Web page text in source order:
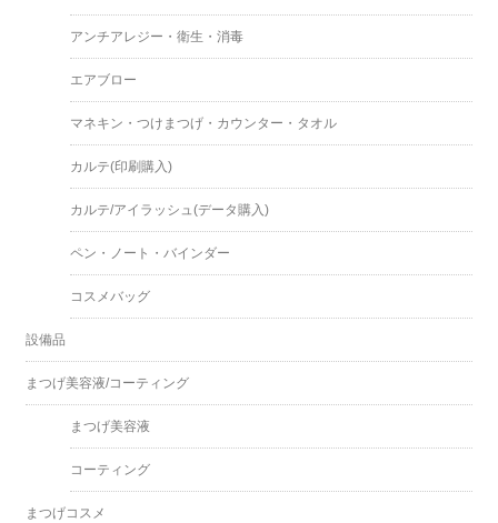
アンチアレジー・衛生・消毒
エアブロー
マネキン・つけまつげ・カウンター・タオル
カルテ(印刷購入)
カルテ/アイラッシュ(データ購入)
ペン・ノート・バインダー
コスメバッグ
設備品
まつげ美容液/コーティング
まつげ美容液
コーティング
まつげコスメ